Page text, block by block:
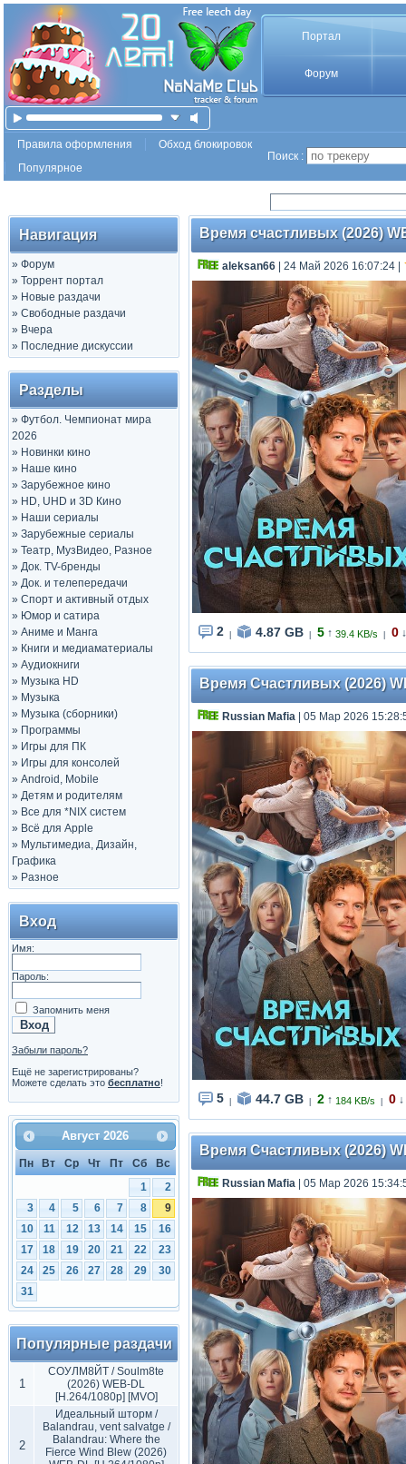
Портал
Форум
Правила оформления
Обход блокировок
Популярное
Поиск :
Навигация
» Форум
» Торрент портал
» Новые раздачи
» Свободные раздачи
» Вчера
» Последние дискуссии
Разделы
» Футбол. Чемпионат мира
2026
» Новинки кино
» Наше кино
» Зарубежное кино
» HD, UHD и 3D Кино
» Наши сериалы
» Зарубежные сериалы
» Театр, МузВидео, Разное
» Док. TV-бренды
» Док. и телепередачи
» Спорт и активный отдых
» Юмор и сатира
» Аниме и Манга
» Книги и медиаматериалы
» Аудиокниги
» Музыка HD
» Музыка
» Музыка (сборники)
» Программы
» Игры для ПК
» Игры для консолей
» Android, Mobile
» Детям и родителям
» Все для *NIX систем
» Всё для Apple
» Мультимедиа, Дизайн,
Графика
» Разное
Вход
Имя:
Пароль:
Запомнить меня
Забыли пароль?
Ещё не зарегистрированы?
Можете сделать это бесплатно!
Август 2026
Пн Вт Ср Чт Пт Сб
Вс
1
2
3
4 5 6 7 8
9
10
11 12 13 14 15
16
17
18 19 20 21 22
23
24
25 26 27 28 29
30
31
Популярные раздачи
1
СОУЛМ8ЙТ / Soulm8te
(2026) WEB-DL
[H.264/1080p] [MVO]
2
Идеальный шторм /
Balandrau, vent salvatge /
Balandrau: Where the
Fierce Wind Blew (2026)
Время счастливых (2026)
aleksan66 | 24 Май 2026 16:07:24
2 4.87 GB 5 ↑ 39.4 KB/s 0 ↓
Время Счастливых (2026)
Russian Mafia | 05 Мар 2026
5 44.7 GB 2 ↑ 184 KB/s 0 ↓
Время Счастливых (2026)
Russian Mafia | 05 Мар 2026